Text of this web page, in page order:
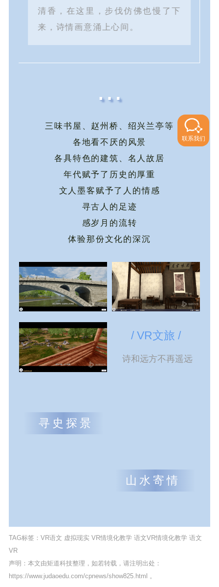
清香，在这里，步伐仿佛也慢了下
来，诗情画意涌上心间。
…
三味书屋、赵州桥、绍兴兰亭等
各地看不厌的风景
各具特色的建筑、 名人故居
年代赋予了历史的厚重
文人墨客赋予了人的情感
寻古人的足迹
感岁月的流转
体验那份文化的深沉
/ VR文旅 /
诗和远方不再遥远
寻史探景
山水寄情
TAG标签： VR语文 虚拟现实 VR情境化教学 语文VR情境化教学 语文
VR
声明：本文由矩道科技整理，如若转载，请注明出处：
https://www.judaoedu.com/cpnews/show825.html
。
联系我们